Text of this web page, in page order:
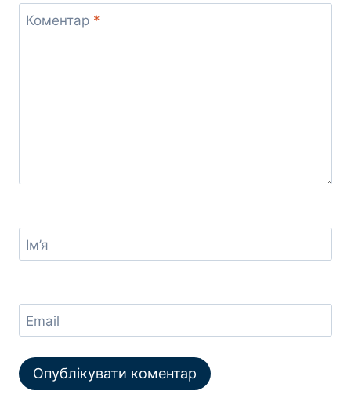
Коментар *
Ім’я
Email